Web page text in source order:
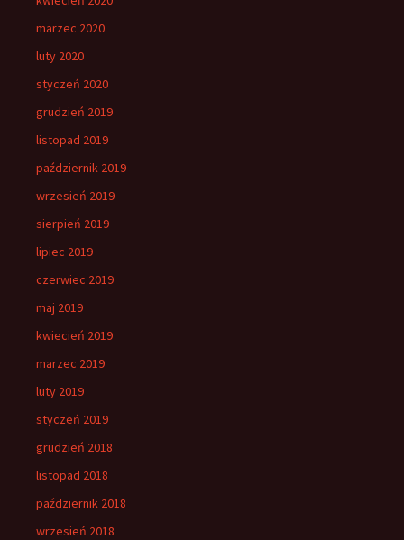
marzec 2020
luty 2020
styczeń 2020
grudzień 2019
listopad 2019
październik 2019
wrzesień 2019
sierpień 2019
lipiec 2019
czerwiec 2019
maj 2019
kwiecień 2019
marzec 2019
luty 2019
styczeń 2019
grudzień 2018
listopad 2018
październik 2018
wrzesień 2018